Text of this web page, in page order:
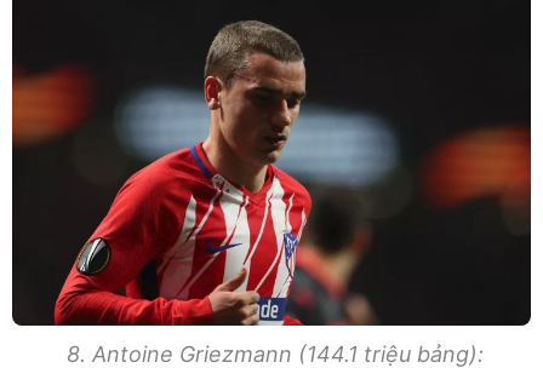
8. Antoine Griezmann (144.1 triệu bảng):